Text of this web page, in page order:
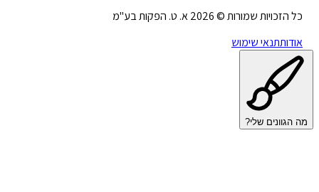
כל הזכויות שמורות ©2026א. ט. הפקות בע"מ
אודותתנאי שימוש
מה הגוונים שלי?